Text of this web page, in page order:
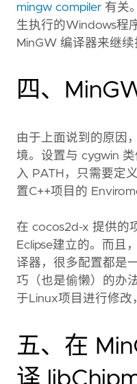
mingw compiler 有关
生执行的Windows程
MinGW 编译器来继续
四、
由于上面说到的原因
境。设置与 cygwin
入 PATH，只需要定
置C++项目的
在 cocos2d-x 提供的
Eclipse建立的。而且
译器，很多配置都是
巧（也是偷懒）的办
于Linux项目进行修改
五、在
译